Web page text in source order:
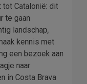
tot Catalonië: dit
te gaan
landschap,
kennis met
een bezoek aan
naar
in Costa Brava